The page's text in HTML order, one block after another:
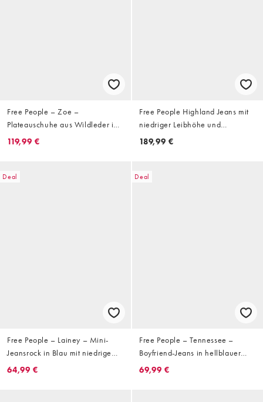
Free People – Zoe –
Plateauschuhe aus Wildleder in
Black Tide
119,99 €
Free People Highland Jeans mit
niedriger Leibhöhe und
Schleifen-Detail in Cool Violet
189,99 €
Deal
Free People – Lainey – Mini-
Jeansrock in Blau mit niedrigem
Bund
64,99 €
Deal
Free People – Tennessee –
Boyfriend-Jeans in hellblauer
Waschung mit niedrigem Bund
69,99 €